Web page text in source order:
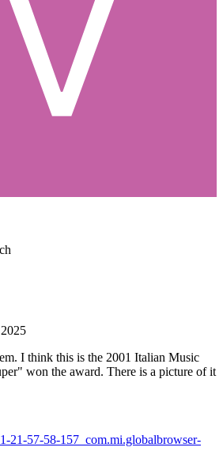
I think this is the 2001 Italian Music
won the award. There is a picture of it